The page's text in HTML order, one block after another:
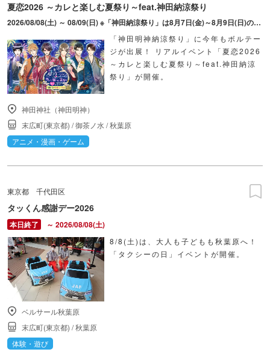
夏恋2026 ～カレと楽しむ夏祭り～feat.神田納涼祭り
2026/08/08(土) ～ 08/09(日) ※「神田納涼祭り」は8月7日(金)～8月9日(日)の開催ですが、本イベントは8月8日、9日のみの開催です。
「神田明神納涼祭り」に今年もボルテー
ジが出展！ リアルイベント「夏恋2026
～カレと楽しむ夏祭り～feat.神田納涼
祭り」が開催。
神田神社（神田明神）
末広町(東京都) /御茶ノ水 /秋葉原
アニメ・漫画・ゲーム
東京都 千代田区
タッくん感謝デー2026
～ 2026/08/08(土)
8/8(土)は、大人も子どもも秋葉原へ！
「タクシーの日」イベントが開催。
ベルサール秋葉原
末広町(東京都) /秋葉原
体験・遊び